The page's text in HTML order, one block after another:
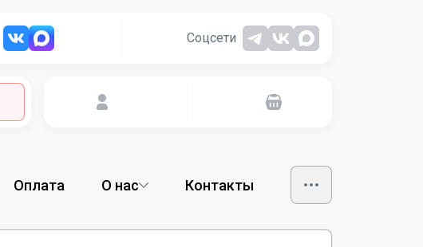
Соцсети
Оплата О нас Контакты